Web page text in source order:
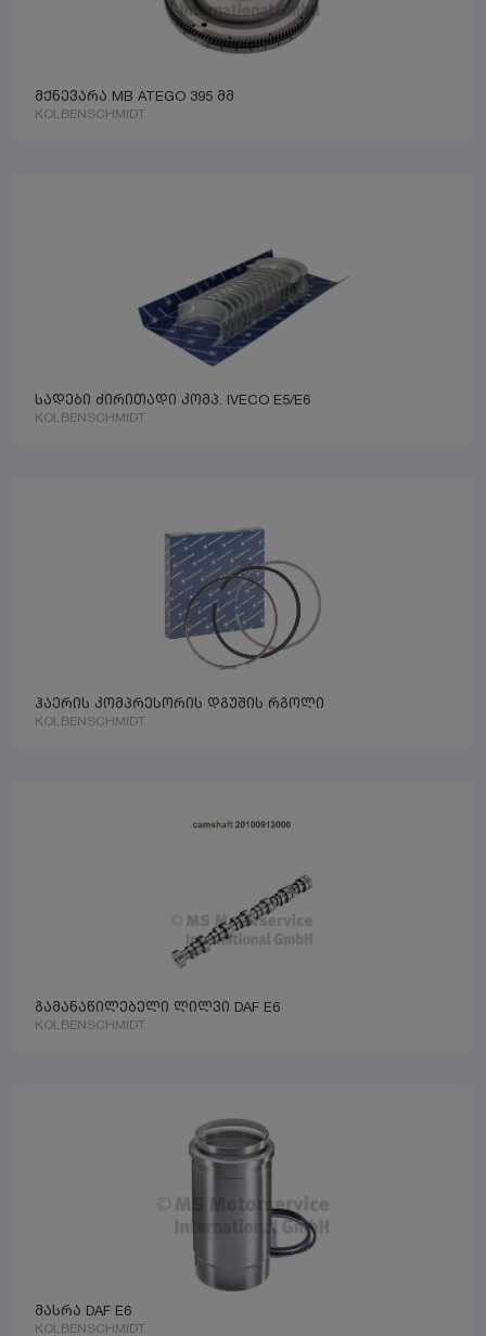
მქნევარა MB ATEGO 395 მმ
KOLBENSCHMIDT
სადები ძირითადი კომპ. IVECO E5/E6
KOLBENSCHMIDT
ჰაერის კომპრესორის დგუშის რგოლი
KOLBENSCHMIDT
გამანაწილებელი ლილვი DAF E6
KOLBENSCHMIDT
მასრა DAF E6
KOLBENSCHMIDT